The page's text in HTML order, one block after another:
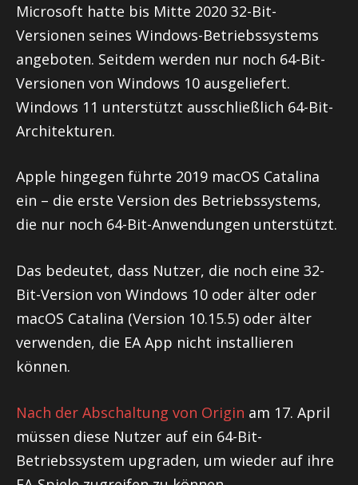
Microsoft hatte bis Mitte 2020 32-Bit-
Versionen seines Windows-Betriebssystems
angeboten. Seitdem werden nur noch 64-Bit-
Versionen von Windows 10 ausgeliefert.
Windows 11 unterstützt ausschließlich 64-Bit-
Architekturen.
Apple hingegen führte 2019 macOS Catalina
ein – die erste Version des Betriebssystems,
die nur noch 64-Bit-Anwendungen unterstützt.
Das bedeutet, dass Nutzer, die noch eine 32-
Bit-Version von Windows 10 oder älter oder
macOS Catalina (Version 10.15.5) oder älter
verwenden, die EA App nicht installieren
können.
Nach der Abschaltung von Origin am 17. April
müssen diese Nutzer auf ein 64-Bit-
Betriebssystem upgraden, um wieder auf ihre